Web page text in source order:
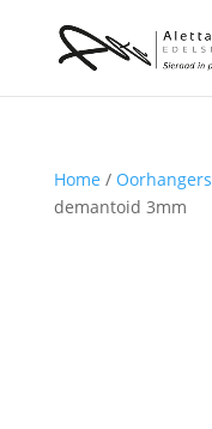
Home / Oorhangers
demantoid 3mm